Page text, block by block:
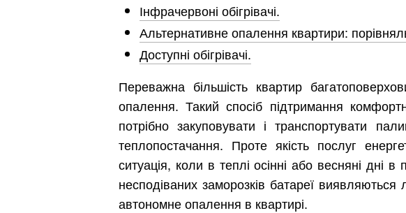
Інфрачервоні обігрівачі.
Альтернативне опалення квартири:
Доступні обігрівачі.
Переважна більшість квартир
опалення. Такий спосіб підтримання
потрібно закуповувати і транспортувати
теплопостачання. Проте якість послуг
ситуація, коли в теплі осінні або весняні дні
несподіваних заморозків батареї
автономне опалення в квартирі.